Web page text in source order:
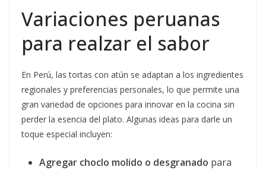
Variaciones peruanas
para realzar el sabor
En Perú, las tortas con atún se adaptan a los ingredientes
regionales y preferencias personales, lo que permite una
gran variedad de opciones para innovar en la cocina sin
perder la esencia del plato. Algunas ideas para darle un
toque especial incluyen:
Agregar choclo molido o desgranado para